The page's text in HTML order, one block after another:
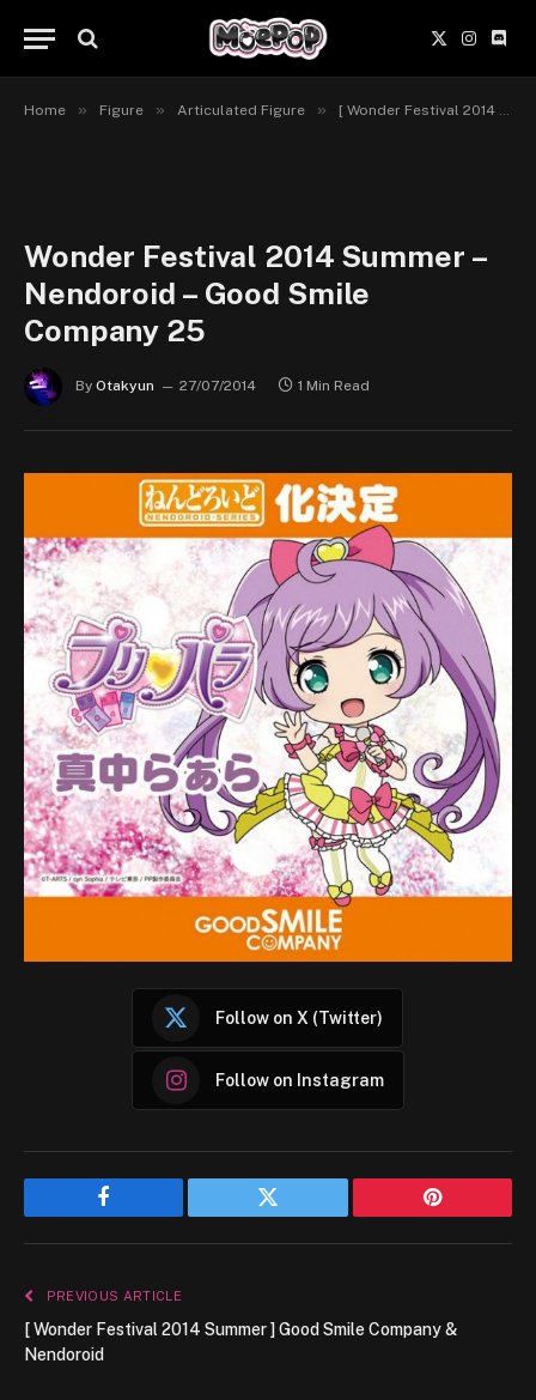
X
(Twitter)
Home » Figure » Articulated Figure » [ Wonder Festival 2014 Summer ] Good Smile Company & Nendoroid
Wonder Festival 2014 Summer –
Nendoroid – Good Smile
Company 25
By Otakyun 27/07/2014 1 Min Read
Follow on X (Twitter)
Follow on Instagram
Facebook Twitter Pinterest
PREVIOUS ARTICLE
[ Wonder Festival 2014 Summer ] Good Smile Company &
Nendoroid